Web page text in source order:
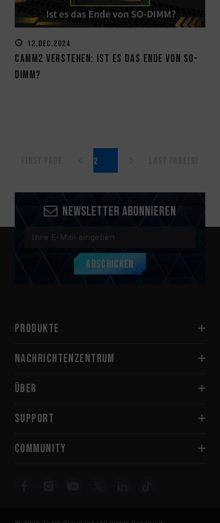
12.DEC.2024
CAMM2 verstehen: Ist es das Ende von SO-
DIMM?
Newsletter abonnieren
Abschicken
PRODUKTE
Nachrichtenzentrum
Über
SUPPORT
COMMUNITY